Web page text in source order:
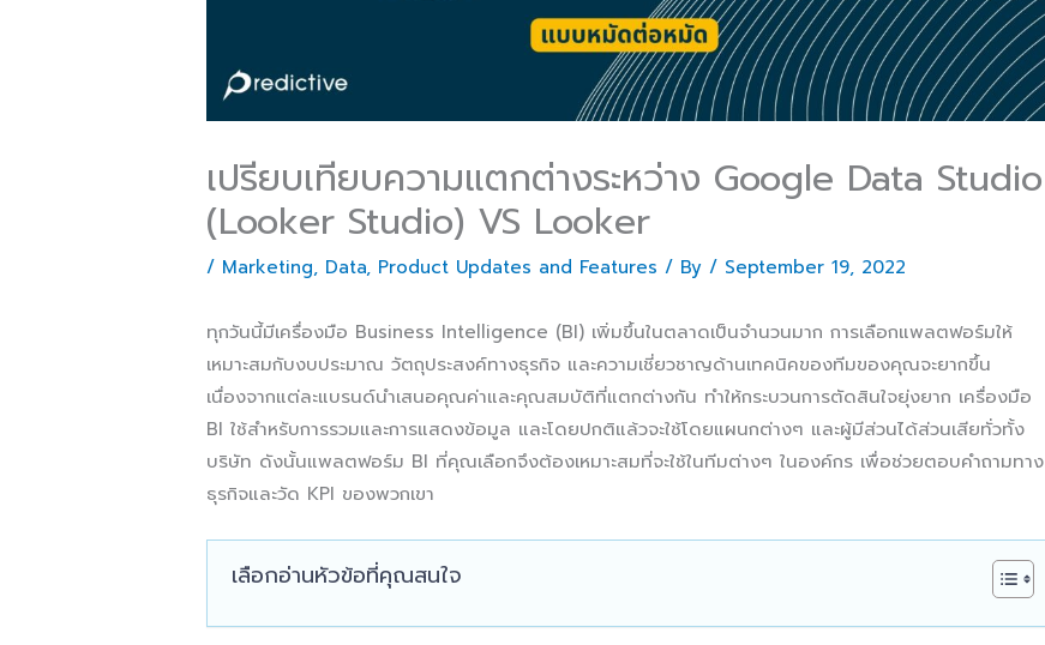
เปรียบเทียบความแตกต่างระหว่าง Google Data Studio
(Looker Studio) VS Looker
/ Marketing, Data, Product Updates and Features / By / September 19, 2022
ทุกวันนี้มีเครื่องมือ Business Intelligence (BI) เพิ่มขึ้นในตลาดเป็นจำนวนมาก การเลือกแพลตฟอร์มให้
เหมาะสมกับงบประมาณ วัตถุประสงค์ทางธุรกิจ และความเชี่ยวชาญด้านเทคนิคของทีมของคุณจะยากขึ้น
เนื่องจากแต่ละแบรนด์นำเสนอคุณค่าและคุณสมบัติที่แตกต่างกัน ทำให้กระบวนการตัดสินใจยุ่งยาก เครื่องมือ
BI ใช้สำหรับการรวมและการแสดงข้อมูล และโดยปกติแล้วจะใช้โดยแผนกต่างๆ และผู้มีส่วนได้ส่วนเสียทั่วทั้ง
บริษัท ดังนั้นแพลตฟอร์ม BI ที่คุณเลือกจึงต้องเหมาะสมที่จะใช้ในทีมต่างๆ ในองค์กร เพื่อช่วยตอบคำถามทาง
ธุรกิจและวัด KPI ของพวกเขา
เลือกอ่านหัวข้อที่คุณสนใจ